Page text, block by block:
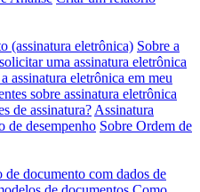
(assinatura eletrônica) Sobre a
uma assinatura eletrônica
assinatura eletrônica em meu
sobre assinatura eletrônica
de assinatura? Assinatura
de desempenho Sobre Ordem de
documento com dados de